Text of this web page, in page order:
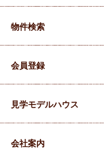
物件検索
会員登録
見学モデルハウス
会社案内